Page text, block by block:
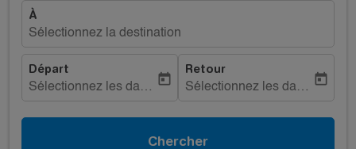
À
Sélectionnez la destination
Départ
Sélectionnez les dates
today
Retour
Sélectionnez les dates
today
Chercher